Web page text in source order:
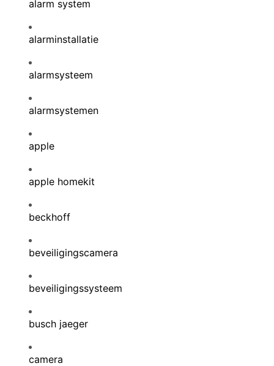
alarm system
alarminstallatie
alarmsysteem
alarmsystemen
apple
apple homekit
beckhoff
beveiligingscamera
beveiligingssysteem
busch jaeger
camera